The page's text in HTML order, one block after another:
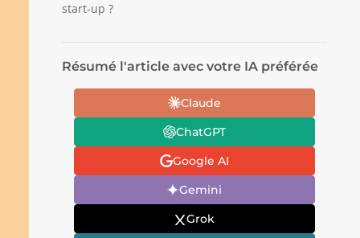
start-up ?
Résumé l'article avec votre IA préférée
Claude
ChatGPT
Google AI
Gemini
Grok